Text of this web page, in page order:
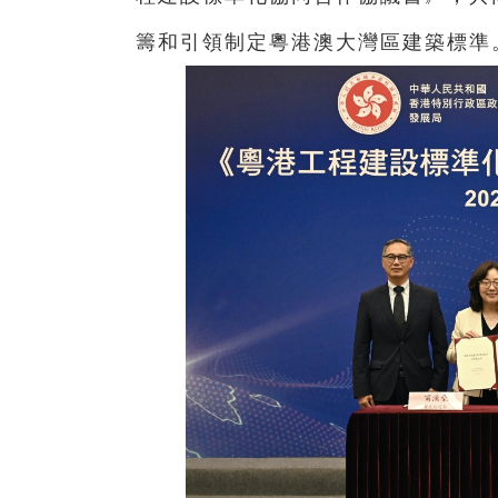
籌和引領制定粵港澳大灣區建築標準